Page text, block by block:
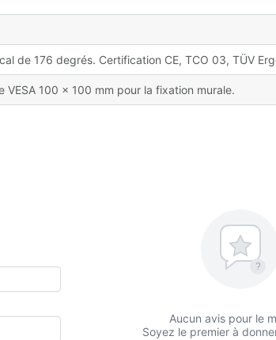
de 176 degrés. Certification CE, TCO 03, TÜV
VESA 100 x 100 mm pour la fixation murale.
?
Aucun avis pour le
Soyez le premier à